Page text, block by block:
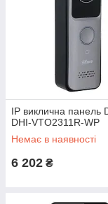
IP виклична панель
DHI-VTO2311R-WP
Немає в наявності
6 202 ₴